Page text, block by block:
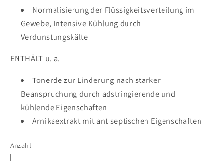
Normalisierung der Flüssigkeitsverteilung im
Gewebe, Intensive Kühlung durch
Verdunstungskälte
ENTHÄLT u. a.
Tonerde zur Linderung nach starker
Beanspruchung durch adstringierende und
kühlende Eigenschaften
Arnikaextrakt mit antiseptischen Eigenschaften
Anzahl